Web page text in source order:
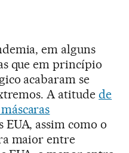
em alguns
que em princípio
acabaram se
A atitudede
EUA, assim como o
maior entre